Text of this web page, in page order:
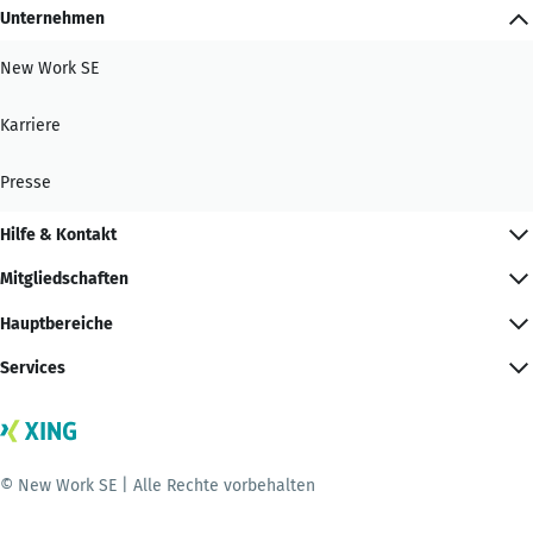
Unternehmen
New Work SE
Karriere
Presse
Hilfe & Kontakt
Mitgliedschaften
Hauptbereiche
Services
© New Work SE | Alle Rechte vorbehalten